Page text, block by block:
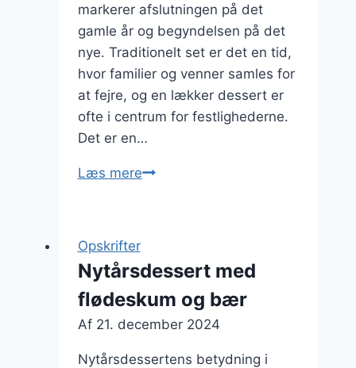
markerer afslutningen på det
gamle år og begyndelsen på det
nye. Traditionelt set er det en tid,
hvor familier og venner samles for
at fejre, og en lækker dessert er
ofte i centrum for festlighederne.
Det er en…
Læs mereNytårsdessert
Opskrifter
Nytårsdessert med
flødeskum og bær
Af 21. december 2024
Nytårsdessertens betydning i